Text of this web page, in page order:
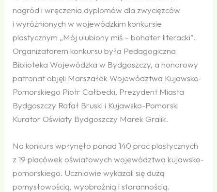
nagród i wręczenia dyplomów dla zwycięzców
i wyróżnionych w wojewódzkim konkursie
plastycznym „Mój ulubiony miś – bohater literacki”.
Organizatorem konkursu była Pedagogiczna
Biblioteka Wojewódzka w Bydgoszczy, a honorowy
patronat objęli Marszałek Województwa Kujawsko-
Pomorskiego Piotr Całbecki, Prezydent Miasta
Bydgoszczy Rafał Bruski i Kujawsko-Pomorski
Kurator Oświaty Bydgoszczy Marek Gralik.
Na konkurs wpłynęło ponad 140 prac plastycznych
z 19 placówek oświatowych województwa kujawsko-
pomorskiego. Uczniowie wykazali się dużą
pomysłowością, wyobraźnią i starannością.